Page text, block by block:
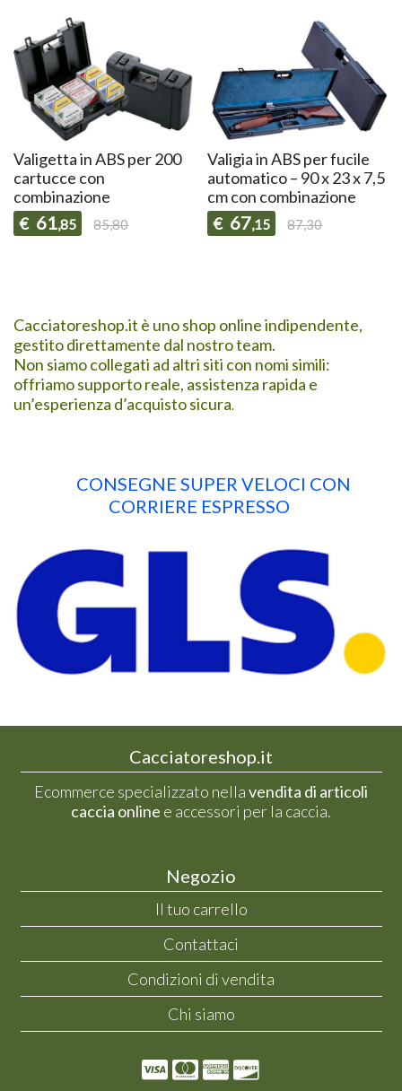
Valigetta in ABS per 200
cartucce con
combinazione
€ 61,85 85,80
Valigia in ABS per fucile
automatico – 90 x 23 x 7,5
cm con combinazione
€ 67,15 87,30
Cacciatoreshop.it è uno shop online indipendente,
gestito direttamente dal nostro team.
Non siamo collegati ad altri siti con nomi simili:
offriamo supporto reale, assistenza rapida e
un’esperienza d’acquisto sicura.
CONSEGNE SUPER VELOCI CON
CORRIERE ESPRESSO
Cacciatoreshop.it
Ecommerce specializzato nellavendita di articoli
caccia online e accessori per la caccia.
Negozio
Il tuo carrello
Contattaci
Condizioni di vendita
Chi siamo